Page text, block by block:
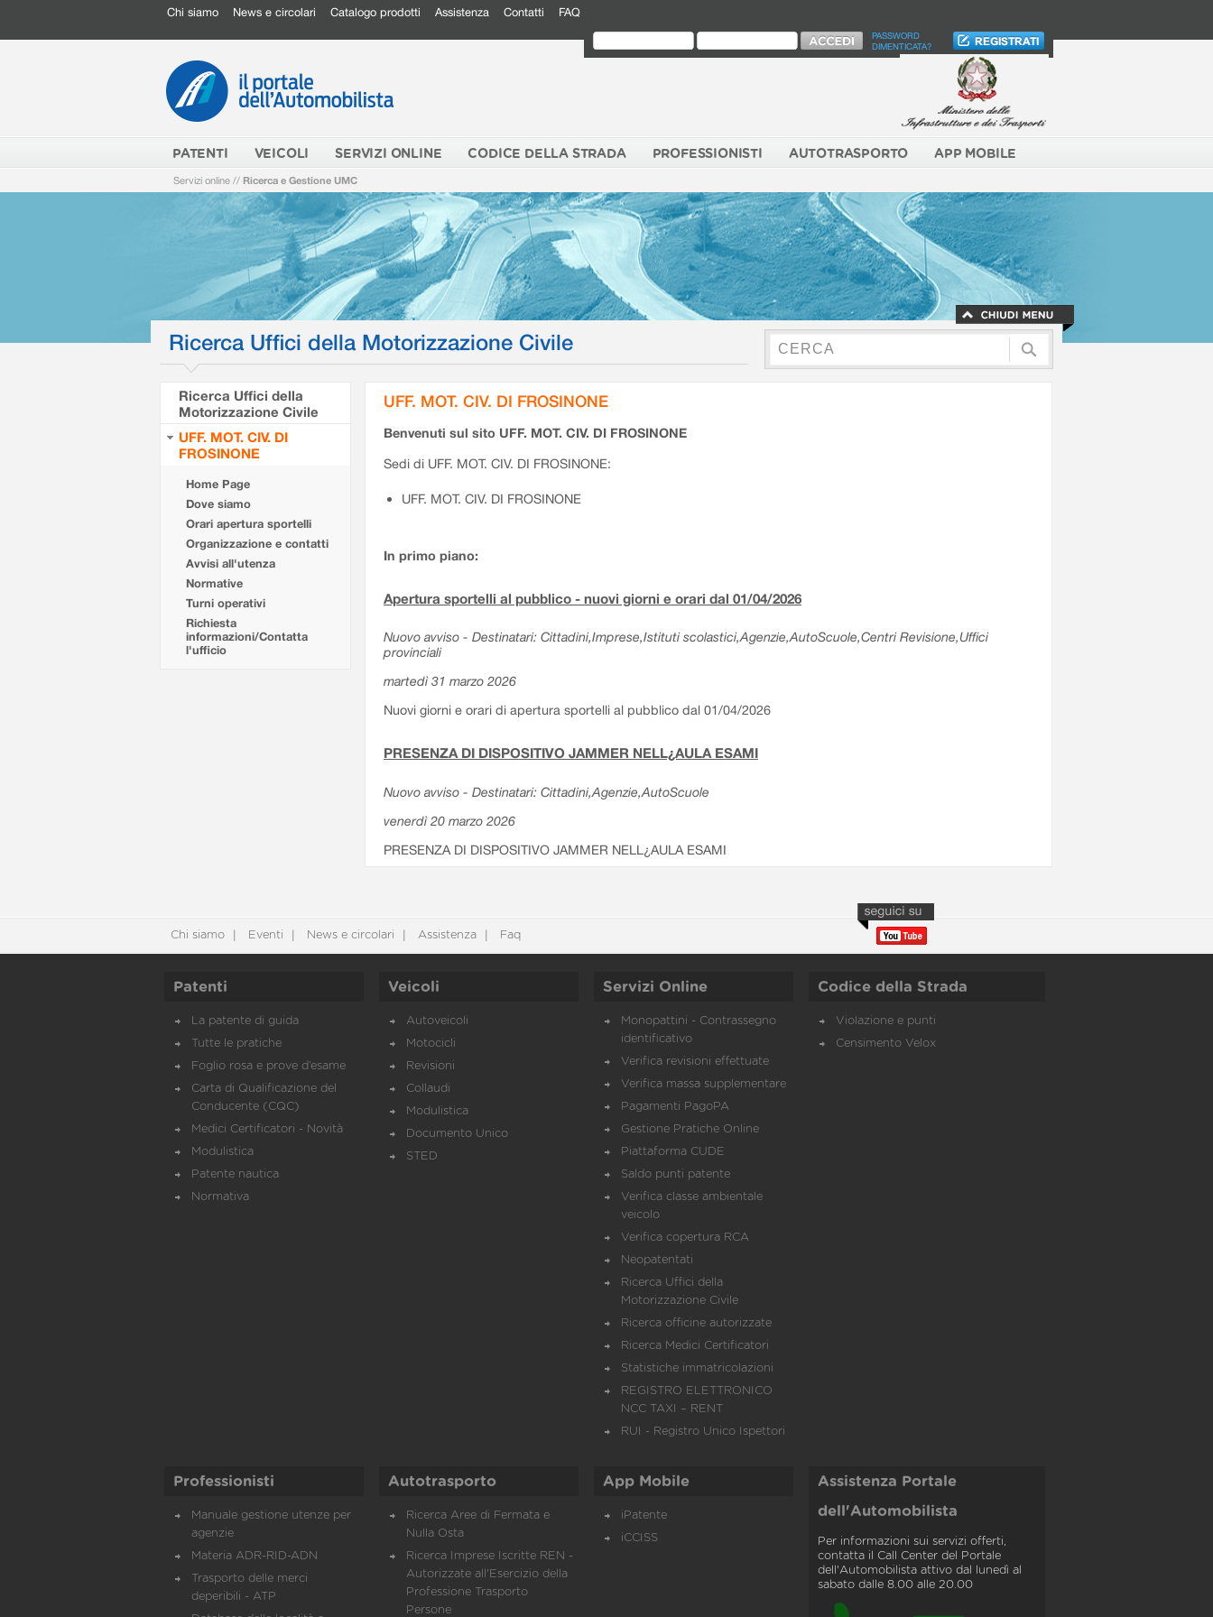
Chi siamo News e circolari Catalogo prodotti Assistenza Contatti FAQ
PASSWORD
DIMENTICATA?
PATENTI VEICOLI SERVIZI ONLINE CODICE DELLA STRADA PROFESSIONISTI AUTOTRASPORTO APP MOBILE
Servizi online // Ricerca e Gestione UMC
Ricerca Uffici della Motorizzazione Civile
Ricerca Uffici della
Motorizzazione Civile
UFF. MOT. CIV. DI
FROSINONE
Home Page
Dove siamo
Orari apertura sportelli
Organizzazione e contatti
Avvisi all'utenza
Normative
Turni operativi
Richiesta
informazioni/Contatta
l'ufficio
UFF. MOT. CIV. DI FROSINONE
Benvenuti sul sito UFF. MOT. CIV. DI FROSINONE
Sedi di UFF. MOT. CIV. DI FROSINONE:
UFF. MOT. CIV. DI FROSINONE
In primo piano:
Apertura sportelli al pubblico - nuovi giorni e orari dal 01/04/2026
Nuovo avviso - Destinatari: Cittadini,Imprese,Istituti scolastici,Agenzie,AutoScuole,Centri Revisione,Uffici
provinciali
martedì 31 marzo 2026
Nuovi giorni e orari di apertura sportelli al pubblico dal 01/04/2026
PRESENZA DI DISPOSITIVO JAMMER NELL¿AULA ESAMI
Nuovo avviso - Destinatari: Cittadini,Agenzie,AutoScuole
venerdì 20 marzo 2026
PRESENZA DI DISPOSITIVO JAMMER NELL¿AULA ESAMI
Chi siamo Eventi News e circolari Assistenza Faq
Patenti
La patente di guida
Tutte le pratiche
Foglio rosa e prove d’esame
Carta di Qualificazione del
Conducente (CQC)
Medici Certificatori - Novità
Modulistica
Patente nautica
Normativa
Veicoli
Autoveicoli
Motocicli
Revisioni
Collaudi
Modulistica
Documento Unico
STED
Servizi Online
Monopattini - Contrassegno
identificativo
Verifica revisioni effettuate
Verifica massa supplementare
Pagamenti PagoPA
Gestione Pratiche Online
Piattaforma CUDE
Saldo punti patente
Verifica classe ambientale
veicolo
Verifica copertura RCA
Neopatentati
Ricerca Uffici della
Motorizzazione Civile
Ricerca officine autorizzate
Ricerca Medici Certificatori
Statistiche immatricolazioni
REGISTRO ELETTRONICO
NCC TAXI – RENT
RUI - Registro Unico Ispettori
Codice della Strada
Violazione e punti
Censimento Velox
Professionisti
Manuale gestione utenze per
agenzie
Materia ADR-RID-ADN
Trasporto delle merci
deperibili - ATP
Autotrasporto
Ricerca Aree di Fermata e
Nulla Osta
Ricerca Imprese Iscritte REN -
Autorizzate all'Esercizio della
Professione Trasporto
Persone
App Mobile
iPatente
iCCISS
Assistenza Portale
dell'Automobilista
Per informazioni sui servizi offerti,
contatta il Call Center del Portale
dell'Automobilista attivo dal lunedì al
sabato dalle 8.00 alle 20.00